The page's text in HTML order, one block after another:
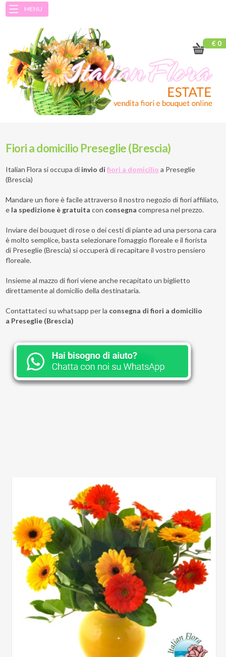
MENU
€ 0
Fiori a domicilio Preseglie (Brescia)
Italian Flora si occupa di invio difiori a domicilio a Preseglie
(Brescia)
Mandare un fiore è facile attraverso il nostro negozio di fiori affiliato,
e la spedizione è gratuita con consegna compresa nel prezzo.
Inviare dei bouquet di rose o dei cesti di piante ad una persona cara
è molto semplice, basta selezionare l'omaggio floreale e il fiorista
di Preseglie (Brescia) si occuperà di recapitare il vostro pensiero
floreale.
Insieme al mazzo di fiori viene anche recapitato un biglietto
direttamente al domicilio della destinataria.
Contattateci su whatsapp per la consegna di fiori a domicilio
a Preseglie (Brescia)